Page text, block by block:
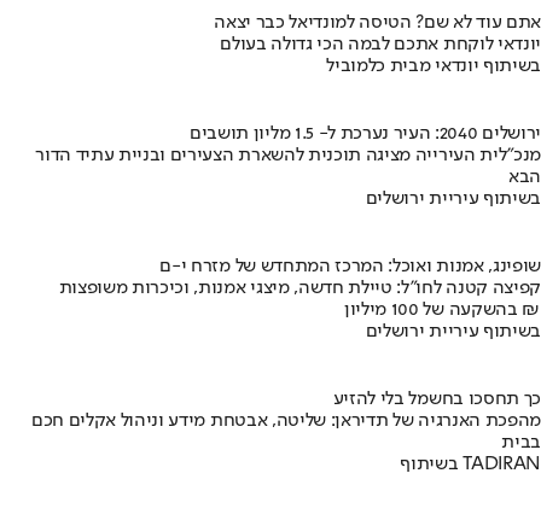
אתם עוד לא שם? הטיסה למונדיאל כבר יצאה
יונדאי לוקחת אתכם לבמה הכי גדולה בעולם
בשיתוף יונדאי מבית כלמוביל
ירושלים 2040: העיר נערכת ל- 1.5 מליון תושבים
מנכ"לית העירייה מציגה תוכנית להשארת הצעירים ובניית עתיד הדור
הבא
בשיתוף עיריית ירושלים
שופינג, אמנות ואוכל: המרכז המתחדש של מזרח י-ם
קפיצה קטנה לחו"ל: טיילת חדשה, מיצגי אמנות, וכיכרות משופצות
בהשקעה של 100 מיליון ₪
בשיתוף עיריית ירושלים
כך תחסכו בחשמל בלי להזיע
מהפכת האנרגיה של תדיראן: שליטה, אבטחת מידע וניהול אקלים חכם
בבית
בשיתוף TADIRAN